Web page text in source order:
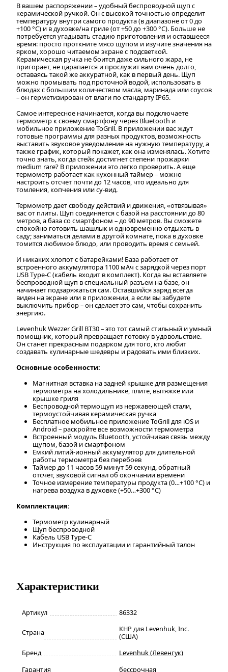
В вашем распоряжении – удобный беспроводной щуп с
керамической ручкой. Он с высокой точностью определит
температуру внутри самого продукта (в диапазоне от 0 до
+100 °C) и в духовке/на гриле (от +50 до +300 °C). Больше не
потребуется угадывать стадию приготовления и оставшееся
время: просто проткните мясо щупом и изучите значения на
ярком, хорошо читаемом экране с подсветкой.
Керамическая ручка не боится даже сильного жара, не
пригорает, не царапается и прослужит вам очень долго,
оставаясь такой же аккуратной, как в первый день. Щуп
можно промывать под проточной водой, использовать в
блюдах с большим количеством масла, маринада или соусов
– он герметизирован от влаги по стандарту IP65.
Самое интересное начинается, когда вы подключаете
термометр к своему смартфону через Bluetooth и
мобильное приложение ToGrill. В приложении вас ждут
готовые программы для разных продуктов, возможность
выставить звуковое уведомление на нужную температуру, а
также график, который покажет, как она изменялась. Хотите
точно знать, когда стейк достигнет степени прожарки
medium rare? В приложении это легко проверить. А еще
термометр работает как кухонный таймер – можно
настроить отсчет почти до 12 часов, что идеально для
томления, копчения или су-вид.
Термометр дает свободу действий и движения, «отвязывая»
вас от плиты. Щуп соединяется с базой на расстоянии до 80
метров, а база со смартфоном – до 90 метров. Вы сможете
спокойно готовить шашлык и одновременно отдыхать в
саду; заниматься делами в другой комнате, пока в духовке
томится любимое блюдо, или проводить время с семьей.
И никаких хлопот с батарейками! База работает от
встроенного аккумулятора 1100 мАч с зарядкой через порт
USB Type-C (кабель входит в комплект). Когда вы вставляете
беспроводной щуп в специальный разъем на базе, он
начинает подзаряжаться сам. Оставшийся заряд всегда
виден на экране или в приложении, а если вы забудете
выключить прибор – он сделает это сам, чтобы сохранить
энергию.
Levenhuk Wezzer Grill BT30 – это тот самый стильный и умный
помощник, который превращает готовку в удовольствие.
Он станет прекрасным подарком для того, кто любит
создавать кулинарные шедевры и радовать ими близких.
Основные особенности:
Магнитная вставка на задней крышке для размещения
термометра на холодильнике, плите, вытяжке или
крышке гриля
Беспроводной термощуп из нержавеющей стали,
термоустойчивая керамическая ручка
Бесплатное мобильное приложение ToGrill для iOS и
Android – раскройте все возможности термометра
Встроенный модуль Bluetooth, устойчивая связь между
щупом, базой и смартфоном
Емкий литий-ионный аккумулятор для длительной
работы термометра без перебоев
Таймер до 11 часов 59 минут 59 секунд, обратный
отсчет, звуковой сигнал об окончании времени
Точное измерение температуры продукта (0…+100 °C) и
нагрева воздуха в духовке (+50…+300 °C)
Комплектация:
Термометр кулинарный
Щуп беспроводной
Кабель USB Type-C
Инструкция по эксплуатации и гарантийный талон
Характеристики
Артикул 86332
Страна
КНР для Levenhuk, Inc.
(США)
Бренд
Levenhuk (Левенгук)
Гарантия
бессрочная